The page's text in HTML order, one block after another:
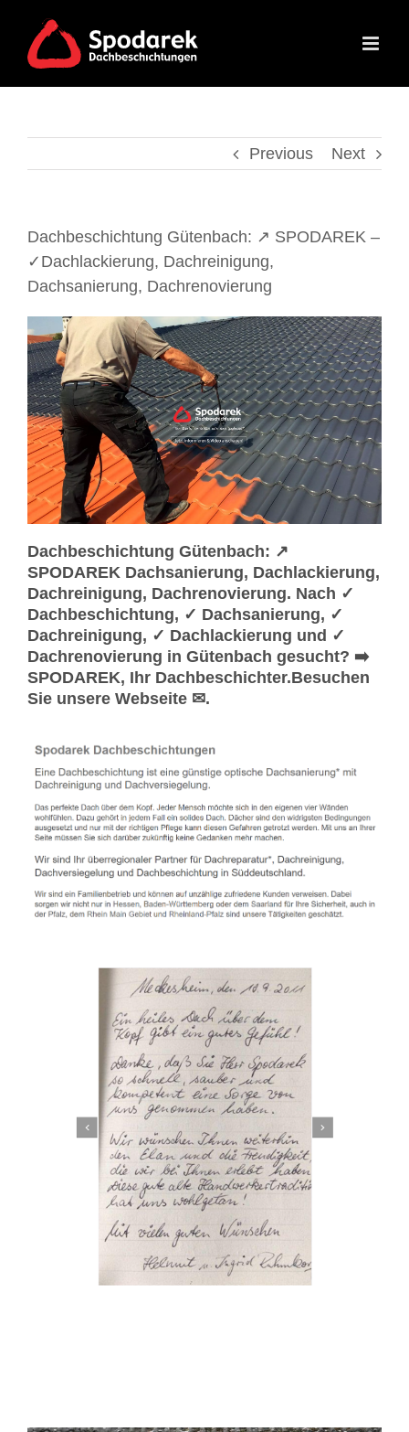
content
Previous Next
Dachbeschichtung Gütenbach: ↗️ SPODAREK –
✓Dachlackierung, Dachreinigung,
Dachsanierung, Dachrenovierung
Dachbeschichtung Gütenbach: ↗️
SPODAREK Dachsanierung, Dachlackierung,
Dachreinigung, Dachrenovierung. Nach ✓
Dachbeschichtung, ✓ Dachsanierung, ✓
Dachreinigung, ✓ Dachlackierung und ✓
Dachrenovierung in Gütenbach gesucht? ➡️
SPODAREK, Ihr Dachbeschichter.Besuchen
Sie unsere Webseite ✉.